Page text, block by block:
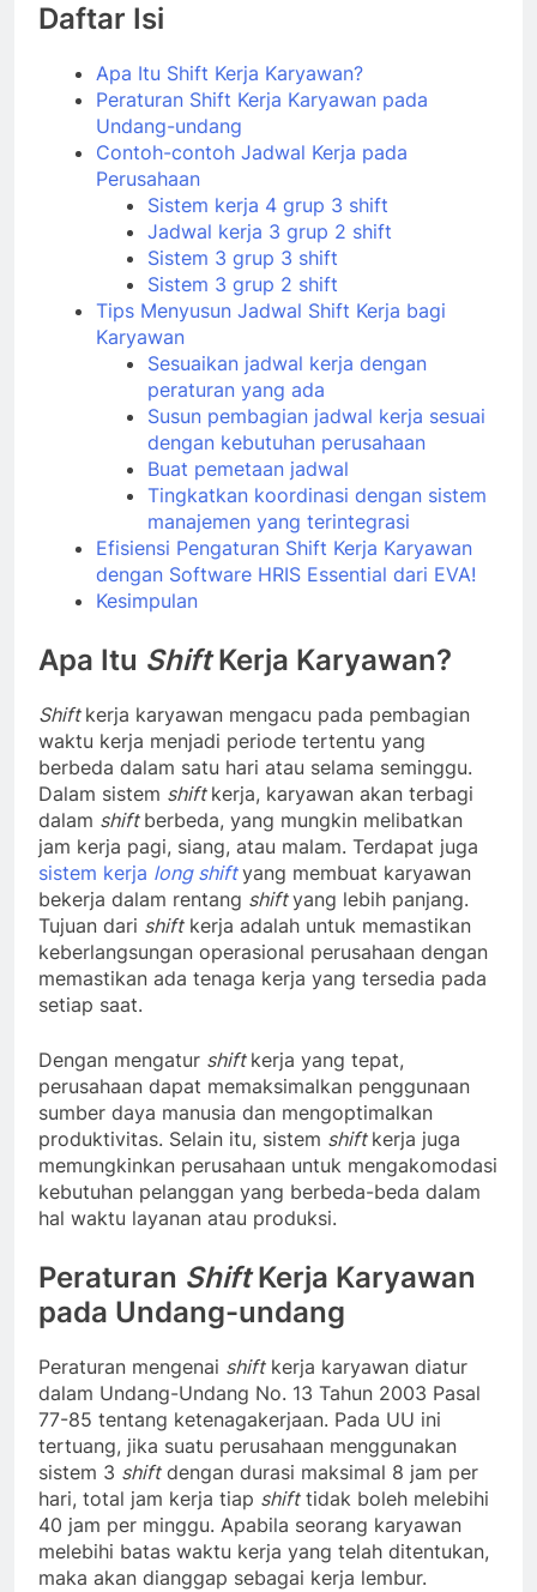
Daftar Isi
Apa Itu Shift Kerja Karyawan?
Peraturan Shift Kerja Karyawan pada
Undang-undang
Contoh-contoh Jadwal Kerja pada
Perusahaan
Sistem kerja 4 grup 3 shift
Jadwal kerja 3 grup 2 shift
Sistem 3 grup 3 shift
Sistem 3 grup 2 shift
Tips Menyusun Jadwal Shift Kerja bagi
Karyawan
Sesuaikan jadwal kerja dengan
peraturan yang ada
Susun pembagian jadwal kerja sesuai
dengan kebutuhan perusahaan
Buat pemetaan jadwal
Tingkatkan koordinasi dengan sistem
manajemen yang terintegrasi
Efisiensi Pengaturan Shift Kerja Karyawan
dengan Software HRIS Essential dari EVA!
Kesimpulan
Apa Itu ShiftKerja Karyawan?
Shift kerja karyawan mengacu pada pembagian
waktu kerja menjadi periode tertentu yang
berbeda dalam satu hari atau selama seminggu.
Dalam sistem shift kerja, karyawan akan terbagi
dalam shift berbeda, yang mungkin melibatkan
jam kerja pagi, siang, atau malam. Terdapat juga
sistem kerja long shiftyang membuat karyawan
bekerja dalam rentang shiftyang lebih panjang.
Tujuan dari shiftkerja adalah untuk memastikan
keberlangsungan operasional perusahaan dengan
memastikan ada tenaga kerja yang tersedia pada
setiap saat.
Dengan mengatur shift kerja yang tepat,
perusahaan dapat memaksimalkan penggunaan
sumber daya manusia dan mengoptimalkan
produktivitas. Selain itu, sistem shift kerja juga
memungkinkan perusahaan untuk mengakomodasi
kebutuhan pelanggan yang berbeda-beda dalam
hal waktu layanan atau produksi.
Peraturan ShiftKerja Karyawan
pada Undang-undang
Peraturan mengenai shiftkerja karyawan diatur
dalam Undang-Undang No. 13 Tahun 2003 Pasal
77-85 tentang ketenagakerjaan. Pada UU ini
tertuang, jika suatu perusahaan menggunakan
sistem 3 shiftdengan durasi maksimal 8 jam per
hari, total jam kerja tiap shifttidak boleh melebihi
40 jam per minggu. Apabila seorang karyawan
melebihi batas waktu kerja yang telah ditentukan,
maka akan dianggap sebagai kerja lembur.